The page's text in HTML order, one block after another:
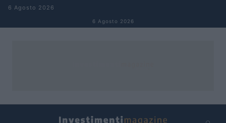
Salta al contenuto
6 Agosto 2026
6 Agosto 2026